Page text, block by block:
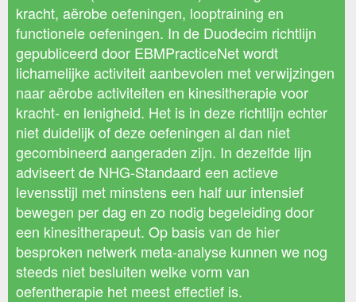
kracht, aërobe oefeningen, looptraining en
functionele oefeningen. In de Duodecim richtlijn
gepubliceerd door EBMPracticeNet wordt
lichamelijke activiteit aanbevolen met verwijzingen
naar aërobe activiteiten en kinesitherapie voor
kracht- en lenigheid. Het is in deze richtlijn echter
niet duidelijk of deze oefeningen al dan niet
gecombineerd aangeraden zijn. In dezelfde lijn
adviseert de NHG-Standaard een actieve
levensstijl met minstens een half uur intensief
bewegen per dag en zo nodig begeleiding door
een kinesitherapeut. Op basis van de hier
besproken netwerk meta-analyse kunnen we nog
steeds niet besluiten welke vorm van
oefentherapie het meest effectief is.